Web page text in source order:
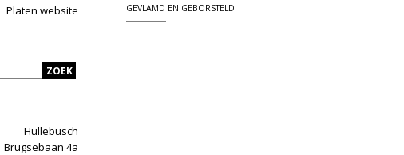
Platen website
Hullebusch
Brugsebaan 4a
GEVLAMD EN GEBORSTELD